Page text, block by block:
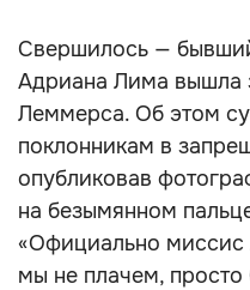
Свершилось —
Адриана Лима вышла
Леммерса. Об этом
поклонникам в
опубликовав
на безымянном
«Официально
мы не плачем, просто